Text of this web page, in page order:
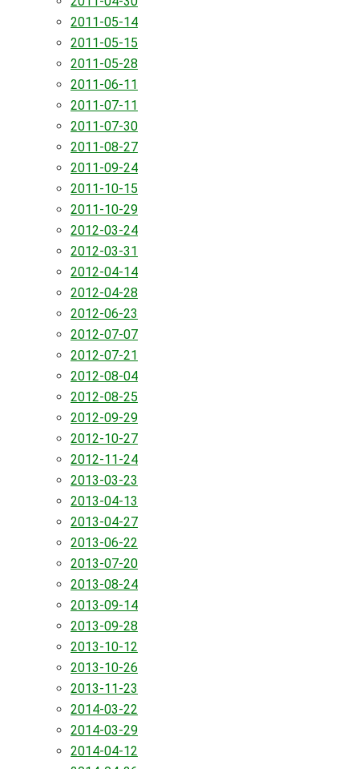
2011-05-14
2011-05-15
2011-05-28
2011-06-11
2011-07-11
2011-07-30
2011-08-27
2011-09-24
2011-10-15
2011-10-29
2012-03-24
2012-03-31
2012-04-14
2012-04-28
2012-06-23
2012-07-07
2012-07-21
2012-08-04
2012-08-25
2012-09-29
2012-10-27
2012-11-24
2013-03-23
2013-04-13
2013-04-27
2013-06-22
2013-07-20
2013-08-24
2013-09-14
2013-09-28
2013-10-12
2013-10-26
2013-11-23
2014-03-22
2014-03-29
2014-04-12